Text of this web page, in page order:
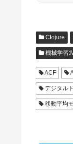
Clojure
機械学習
ACF
デジタル
移動平均